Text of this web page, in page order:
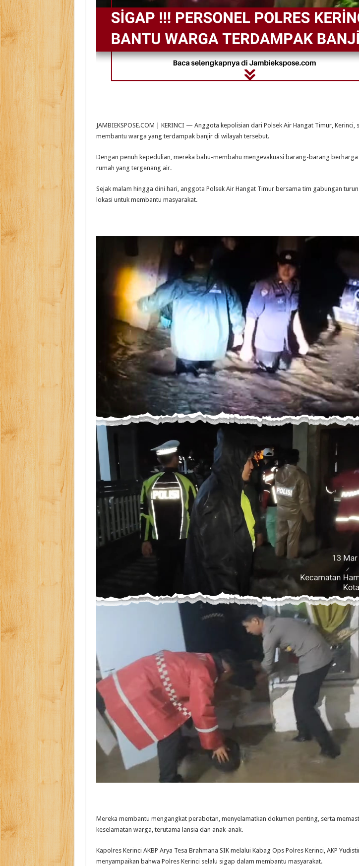
JAMBIEKSPOSE.COM | KERINCI — Anggota kepolisian dari Polsek Air Hangat Timur, Kerinci,
membantu warga yang terdampak banjir di wilayah tersebut.
Dengan penuh kepedulian, mereka bahu-membahu mengevakuasi barang-barang
rumah yang tergenang air.
Sejak malam hingga dini hari, anggota Polsek Air Hangat Timur bersama tim gabungan
lokasi untuk membantu masyarakat.
Mereka membantu mengangkat perabotan, menyelamatkan dokumen penting, serta
keselamatan warga, terutama lansia dan anak-anak.
Kapolres Kerinci AKBP Arya Tesa Brahmana SIK melalui Kabag Ops Polres Kerinci, AKP
menyampaikan bahwa Polres Kerinci selalu sigap dalam membantu masyarakat.